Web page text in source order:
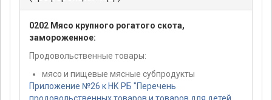
0202 Мясо крупного рогатого скота,
замороженное:
Продовольственные товары:
мясо и пищевые мясные субпродукты
Приложение №26 к НК РБ "Перечень